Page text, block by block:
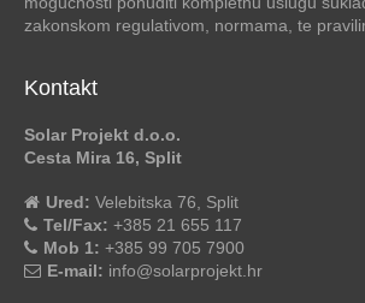
zakonskom regulativom, normama, te
Kontakt
Solar Projekt d.o.o.
Cesta Mira 16, Split
Ured: Velebitska 76, Split
Tel/Fax: +385 21 655 117
Mob 1: +385 99 705 7900
E-mail: info@solarprojekt.hr